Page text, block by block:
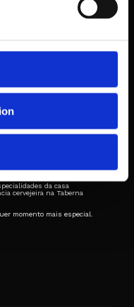
Ale, passando pelas
da casa
cervejeira na Taberna
momento mais especial.